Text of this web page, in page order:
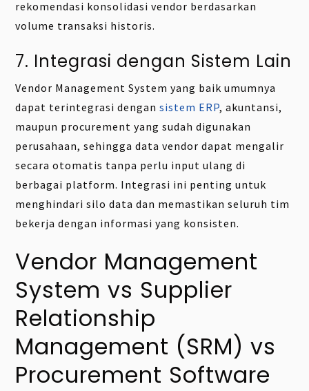
rekomendasi konsolidasi vendor berdasarkan
volume transaksi historis.
7. Integrasi dengan Sistem Lain
Vendor Management System yang baik umumnya
dapat terintegrasi dengansistem ERP, akuntansi,
maupun procurement yang sudah digunakan
perusahaan, sehingga data vendor dapat mengalir
secara otomatis tanpa perlu input ulang di
berbagai platform. Integrasi ini penting untuk
menghindari silo data dan memastikan seluruh tim
bekerja dengan informasi yang konsisten.
Vendor Management
System vs Supplier
Relationship
Management (SRM) vs
Procurement Software